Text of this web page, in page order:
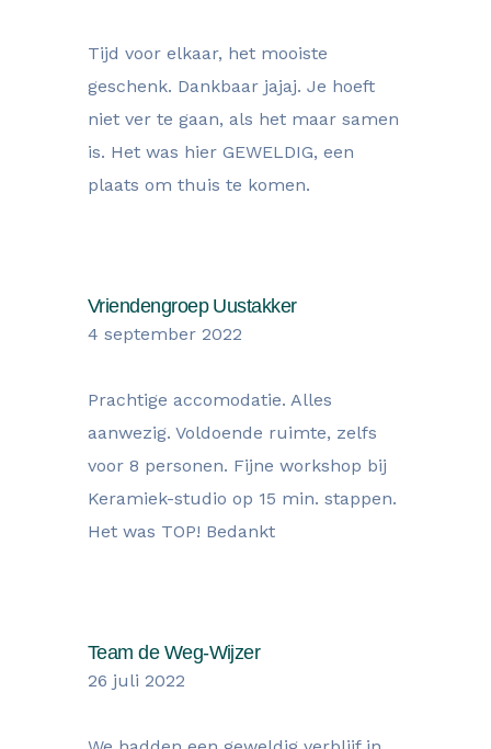
Tijd voor elkaar, het mooiste
geschenk. Dankbaar jajaj. Je hoeft
niet ver te gaan, als het maar samen
is. Het was hier GEWELDIG, een
plaats om thuis te komen.
Vriendengroep Uustakker
4 september 2022
Prachtige accomodatie. Alles
aanwezig. Voldoende ruimte, zelfs
voor 8 personen. Fijne workshop bij
Keramiek-studio op 15 min. stappen.
Het was TOP! Bedankt
Team de Weg-Wijzer
26 juli 2022